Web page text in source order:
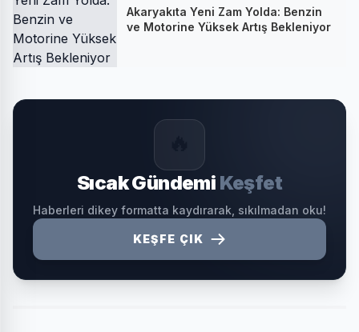
Akaryakıta Yeni Zam Yolda: Benzin
ve Motorine Yüksek Artış Bekleniyor
Sıcak Gündemi Keşfet
Haberleri dikey formatta kaydırarak, sıkılmadan oku!
KEŞFE ÇIK